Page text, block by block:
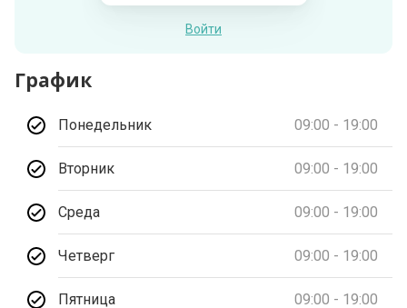
Войти
График
Понедельник 09:00 - 19:00
Вторник 09:00 - 19:00
Среда 09:00 - 19:00
Четверг 09:00 - 19:00
Пятница 09:00 - 19:00